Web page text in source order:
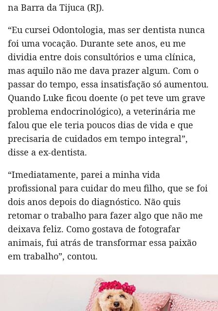
na Barra da Tijuca (RJ).
“Eu cursei Odontologia, mas ser dentista nunca
foi uma vocação. Durante sete anos, eu me
dividia entre dois consultórios e uma clínica,
mas aquilo não me dava prazer algum. Com o
passar do tempo, essa insatisfação só aumentou.
Quando Luke ficou doente (o pet teve um grave
problema endocrinológico), a veterinária me
falou que ele teria poucos dias de vida e que
precisaria de cuidados em tempo integral”,
disse a ex-dentista.
“Imediatamente, parei a minha vida
profissional para cuidar do meu filho, que se foi
dois anos depois do diagnóstico. Não quis
retomar o trabalho para fazer algo que não me
deixava feliz. Como gostava de fotografar
animais, fui atrás de transformar essa paixão
em trabalho”, contou.